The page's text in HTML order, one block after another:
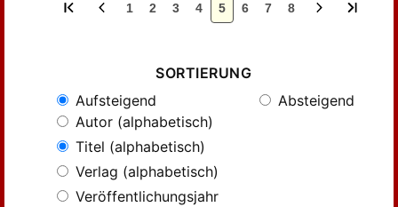
1 2 3 4 5 6 7 8
SORTIERUNG
Aufsteigend
Absteigend
Autor (alphabetisch)
Titel (alphabetisch)
Verlag (alphabetisch)
Veröffentlichungsjahr